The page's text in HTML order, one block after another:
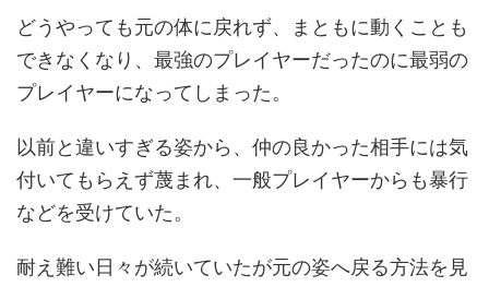
どうやっても元の体に戻れず、まともに動くことも
できなくなり、最強のプレイヤーだったのに最弱の
プレイヤーになってしまった。
以前と違いすぎる姿から、仲の良かった相手には気
付いてもらえず蔑まれ、一般プレイヤーからも暴行
などを受けていた。
耐え難い日々が続いていたが元の姿へ戻る方法を見